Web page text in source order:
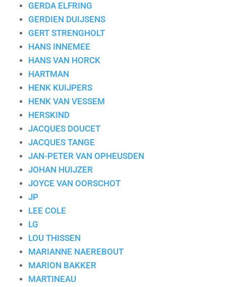
GERDA ELFRING
GERDIEN DUIJSENS
GERT STRENGHOLT
HANS INNEMEE
HANS VAN HORCK
HARTMAN
HENK KUIJPERS
HENK VAN VESSEM
HERSKIND
JACQUES DOUCET
JACQUES TANGE
JAN-PETER VAN OPHEUSDEN
JOHAN HUIJZER
JOYCE VAN OORSCHOT
JP
LEE COLE
LG
LOU THISSEN
MARIANNE NAEREBOUT
MARION BAKKER
MARTINEAU